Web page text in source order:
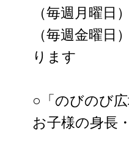
（毎週月曜日
（毎週金曜
ります
○「のびのび
お子様の身長